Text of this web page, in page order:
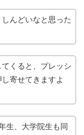
んどいなと思った
くると、プレッシ
寄せてきますよ
生、大学院生も同